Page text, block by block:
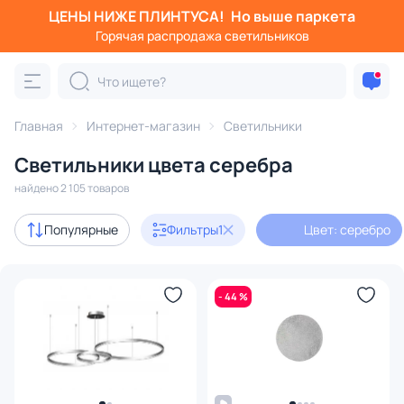
ЦЕНЫ НИЖЕ ПЛИНТУСА! Но выше паркета
Горячая распродажа светильников
Главная Интернет-магазин Светильники
Светильники цвета серебра
найдено 2 105 товаров
Популярные Фильтры1 Цвет: серебро
- 44 %
Фильтры
Категория:
Люстры Подвесные светильники Потолочные
Акции 103
В наличии 1648
Доставка